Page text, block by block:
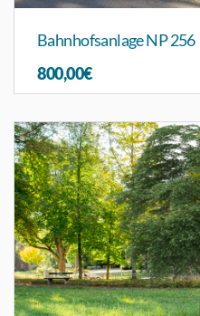
Bahnhofsanlage NP 256
800,00€